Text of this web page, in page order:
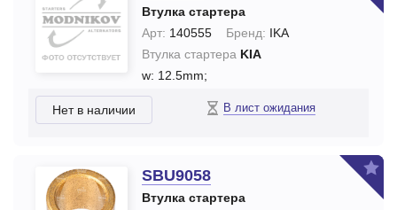
Втулка стартера
Арт: 140555 Бренд: IKA
Втулка стартера KIA
w: 12.5mm;
Нет в наличии В лист ожидания
SBU9058
Втулка стартера